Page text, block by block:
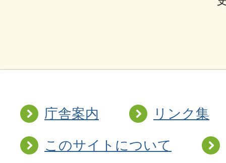
庁舎案内
リンク集
このサイトについて